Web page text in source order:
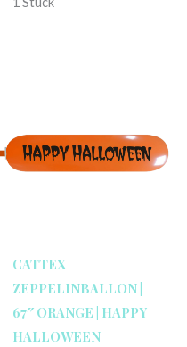
CATTEX
ZEPPELINBALLON |
67″ ORANGE | HAPPY
HALLOWEEN